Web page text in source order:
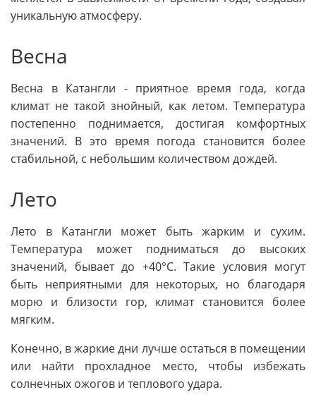
уникальную атмосферу.
Весна
Весна в Катангли - приятное время года, когда
климат не такой знойный, как летом. Температура
постепенно поднимается, достигая комфортных
значений. В это время погода становится более
стабильной, с небольшим количеством дождей.
Лето
Лето в Катангли может быть жарким и сухим.
Температура может подниматься до высоких
значений, бывает до +40°C. Такие условия могут
быть неприятными для некоторых, но благодаря
морю и близости гор, климат становится более
мягким.
Конечно, в жаркие дни лучше остаться в помещении
или найти прохладное место, чтобы избежать
солнечных ожогов и теплового удара.